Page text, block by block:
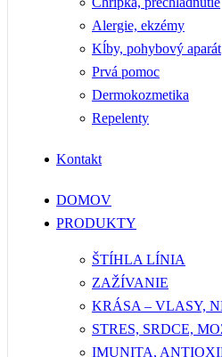
Alergie, ekzémy
Kĺby, pohybový aparát
Prvá pomoc
Dermokozmetika
Repelenty
Kontakt
DOMOV
PRODUKTY
ŠTÍHLA LÍNIA
ZAŽÍVANIE
KRÁSA – VLASY,
STRES, SRDCE,
IMUNITA,